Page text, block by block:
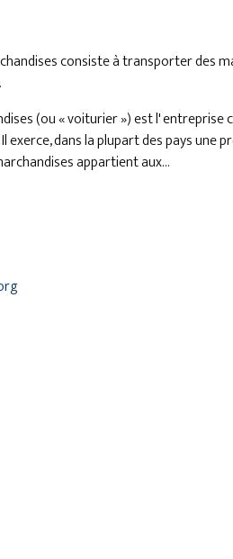
consiste à transporter des
(ou « voiturier ») est l' entreprise
dans la plupart des pays une
appartient aux...